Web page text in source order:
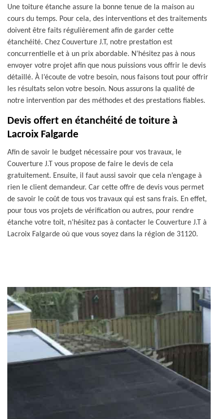
Une toiture étanche assure la bonne tenue de la maison au
cours du temps. Pour cela, des interventions et des traitements
doivent être faits régulièrement afin de garder cette
étanchéité. Chez Couverture J.T, notre prestation est
concurrentielle et à un prix abordable. N’hésitez pas à nous
envoyer votre projet afin que nous puissions vous offrir le devis
détaillé. À l’écoute de votre besoin, nous faisons tout pour offrir
les résultats selon votre besoin. Nous assurons la qualité de
notre intervention par des méthodes et des prestations fiables.
Devis offert en étanchéité de toiture à
Lacroix Falgarde
Afin de savoir le budget nécessaire pour vos travaux, le
Couverture J.T vous propose de faire le devis de cela
gratuitement. Ensuite, il faut aussi savoir que cela n’engage à
rien le client demandeur. Car cette offre de devis vous permet
de savoir le coût de tous vos travaux qui est sans frais. En effet,
pour tous vos projets de vérification ou autres, pour rendre
étanche votre toit, n’hésitez pas à contacter le Couverture J.T à
Lacroix Falgarde où que vous soyez dans la région de 31120.